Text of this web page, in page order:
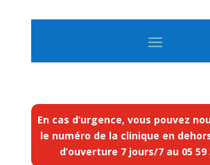
En cas d’urgence, vous pouvez
le numéro de la clinique en
d’ouverture 7 jours/7 au 05 59